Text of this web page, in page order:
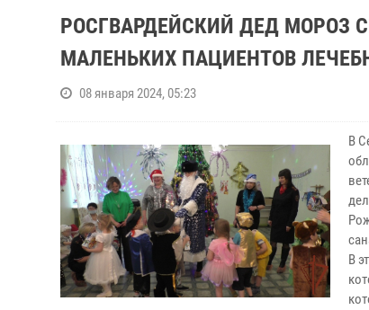
РОСГВАРДЕЙСКИЙ ДЕД МОРОЗ
МАЛЕНЬКИХ ПАЦИЕНТОВ
08 января 2024, 05:23
В
В